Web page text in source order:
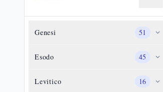
Genesi 51
Esodo 45
Levitico 16